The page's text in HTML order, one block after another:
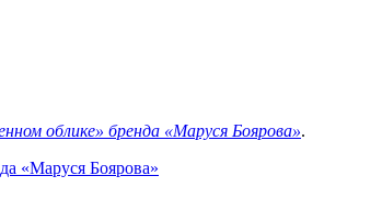
облике» бренда «Маруся Боярова».
«Маруся Боярова»